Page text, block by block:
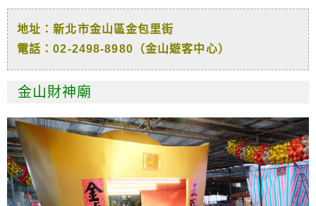
地址：新北市金山區金包里街
電話：02-2498-8980（金山遊客中心）
金山財神廟